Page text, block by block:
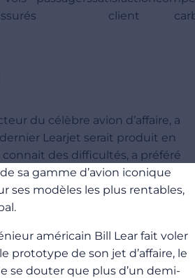
client
du célèbre avion d’affaire, a
Learjet serait produit en
connait des difficultés, a préféré
sa gamme d’avion iconique
ses modèles les plus rentables,
américain Bill Lear fait voler
prototype de son jet d’affaire, le
se douter que plus d’un demi-